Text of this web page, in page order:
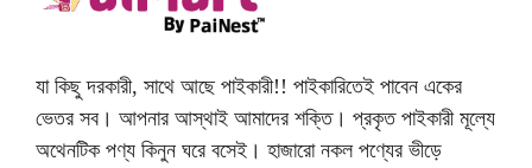
যা কিছু দরকারী, সাথে আছে পাইকারী!! পাইকারিতেই পাবেন একের
ভেতর সব। আপনার আস্থাই আমাদের শক্তি। প্রকৃত পাইকারী মূল্যে
অথেনটিক পণ্য কিনুন ঘরে বসেই। হাজারো নকল পণ্যের ভীড়ে